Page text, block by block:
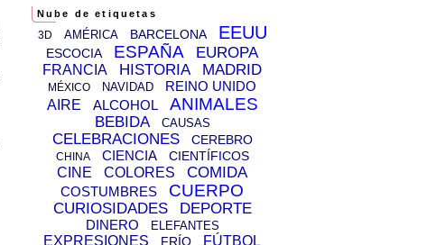
Nube de etiquetas
3D AMÉRICA BARCELONA EEUU
ESCOCIA ESPAÑA EUROPA
FRANCIA HISTORIA MADRID
MÉXICO NAVIDAD
REINO UNIDO
AIRE
ALCOHOL ANIMALES
BEBIDA CAUSAS
CELEBRACIONES CEREBRO
CHINA CIENCIA CIENTÍFICOS
CINE COLORES COMIDA
COSTUMBRES CUERPO
CURIOSIDADES DEPORTE
DINERO ELEFANTES
EXPRESIONES FRÍO FÚTBOL